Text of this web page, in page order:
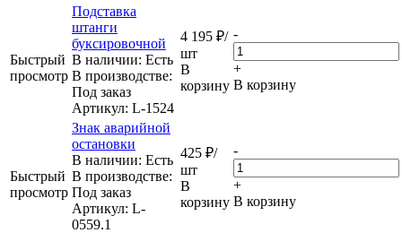
Быстрый
просмотр
Подставка
штанги
буксировочной
В наличии: Eсть
В производстве:
Под заказ
Артикул: L-1524
4 195 ₽/
шт
В
корзину
-
+
В корзину
Быстрый
просмотр
Знак аварийной
остановки
В наличии: Eсть
В производстве:
Под заказ
Артикул: L-
0559.1
425 ₽/
шт
В
корзину
-
+
В корзину